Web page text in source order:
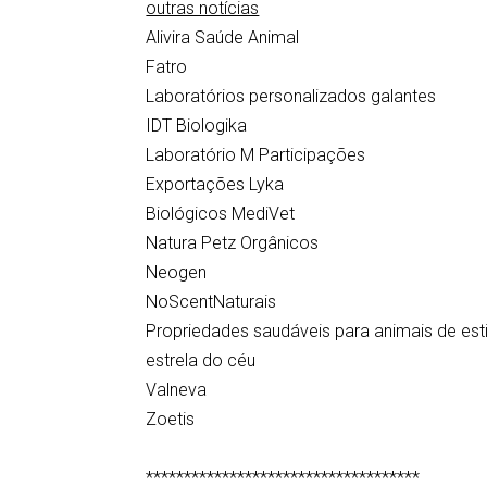
outras notícias
Alivira Saúde Animal
Fatro
Laboratórios personalizados galantes
IDT Biologika
Laboratório M Participações
Exportações Lyka
Biológicos MediVet
Natura Petz Orgânicos
Neogen
NoScentNaturais
Propriedades saudáveis para animais de
estrela do céu
Valneva
Zoetis
************************************